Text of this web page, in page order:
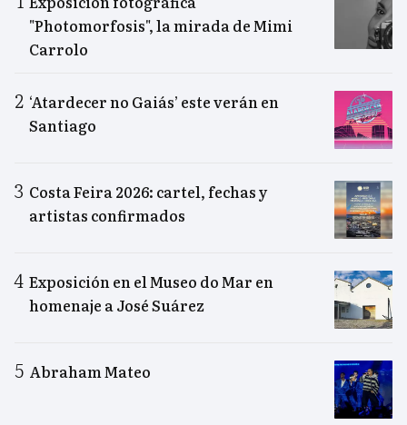
"Photomorfosis", la mirada de Mimi
Carrolo
‘Atardecer no Gaiás’ este verán en
Santiago
Costa Feira 2026: cartel, fechas y
artistas confirmados
Exposición en el Museo do Mar en
homenaje a José Suárez
Abraham Mateo